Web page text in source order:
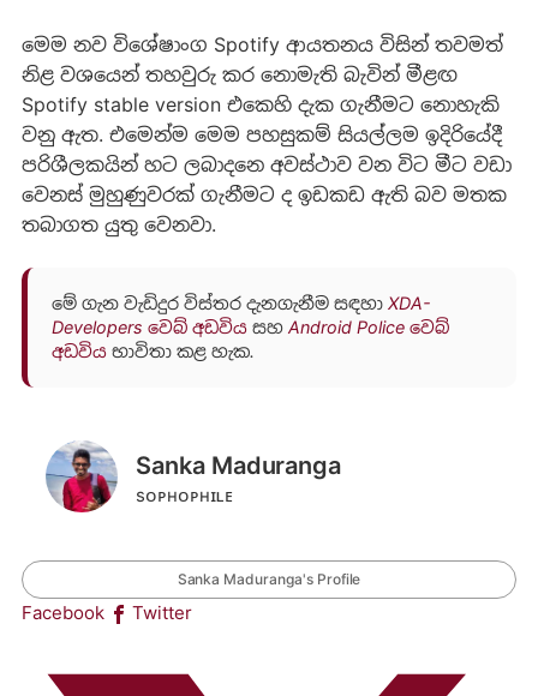
මෙම නව විශේෂාංග Spotify ආයතනය විසින් තවමත්
නිළ වශයෙන් තහවුරු කර නොමැති බැවින් මීළඟ
Spotify stable version එකෙහි දැක ගැනීමට නොහැකි
වනු ඇත. එමෙන්ම මෙම පහසුකම් සියල්ලම ඉදිරියේදී
පරිශීලකයින් හට ලබාදනෙ අවස්ථාව වන විට මීට වඩා
වෙනස් මුහුණුවරක් ගැනීමට ද ඉඩකඩ ඇති බව මතක
තබාගත යුතු වෙනවා.
මේ ගැන වැඩිදුර විස්තර දැනගැනීම සඳහා XDA-
Developers වෙබ් අඩවියසහ Android Police වෙබ්
අඩවියභාවිතා කළ හැක.
Sanka Maduranga
sᴏᴘʜᴏᴘʜɪʟᴇ
Sanka Maduranga's Profile
Facebook Twitter